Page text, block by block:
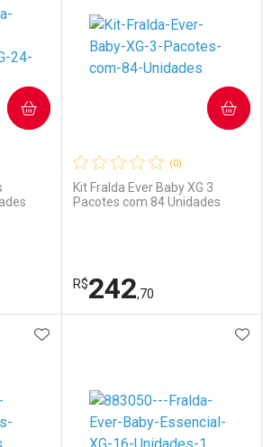
Laboratório
Comprar sem Desconto
Por R$ 7,19/cada
Por Menos
Por R$ 7,19/cada
(0)
Kit Fralda Ever Baby XG 3
Pacotes com 84 Unidades
R$242,70
COMPRAR
Laboratório
Por Menos
ADICIONAR AOS FAVORITOS